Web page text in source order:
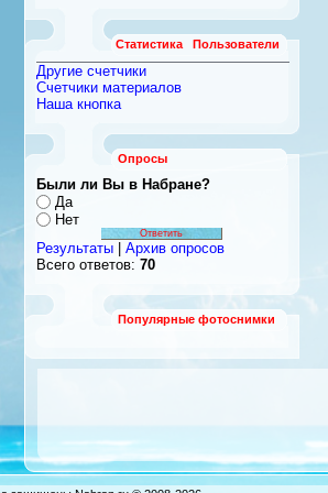
Статистика Пользователи
Другие счетчики
Счетчики материалов
Наша кнопка
Опросы
Были ли Вы в Набране?
Да
Нет
Результаты
Архив опросов
Всего ответов: 70
Популярные фотоснимки